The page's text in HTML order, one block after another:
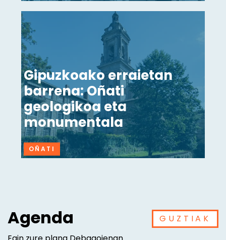
Gipuzkoako erraietan
barrena: Oñati
geologikoa eta
monumentala
OÑATI
Agenda GUZTIAK